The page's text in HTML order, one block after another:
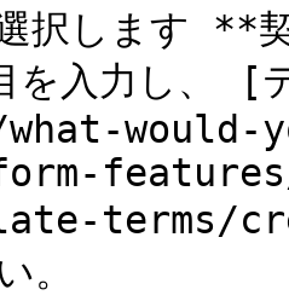
択します **
を入力し、 [
terms/
。